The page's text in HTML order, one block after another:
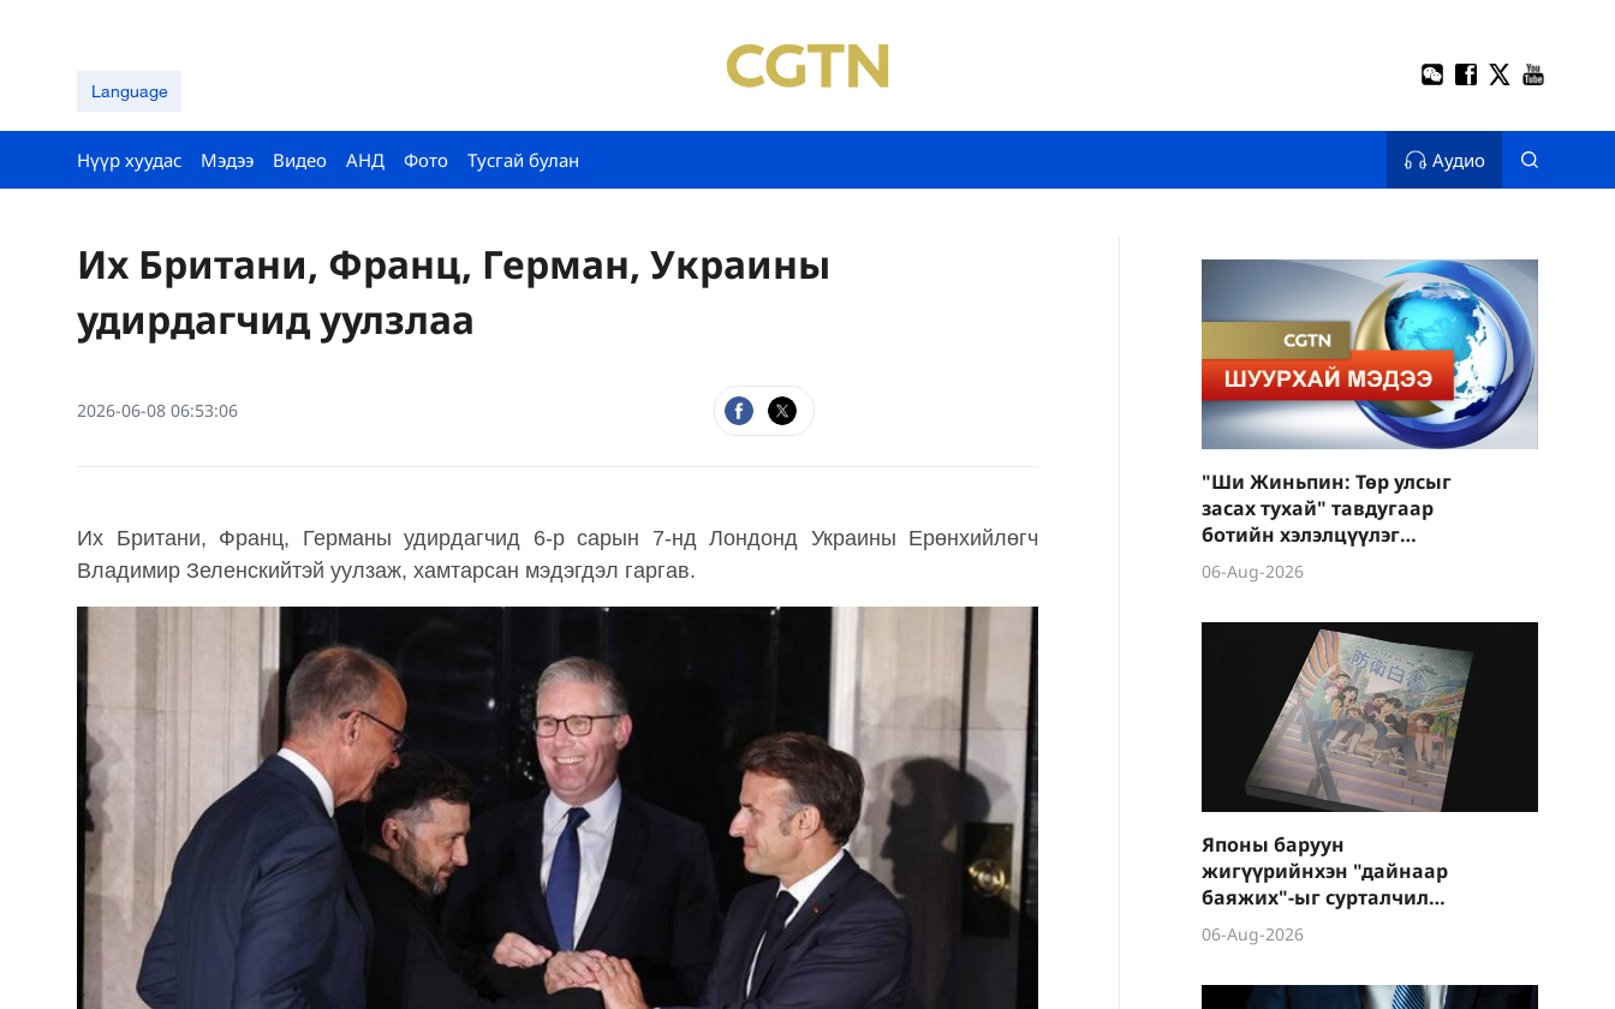
Language
Нүүр хуудас Мэдээ Видео АНД Фото Тусгай булан Аудио
Их Британи, Франц, Герман, Украины
удирдагчид уулзлаа
2026-06-08 06:53:06
Их Британи, Франц, Германы удирдагчид 6-р сарын 7-нд Лондонд Украины Ерөнхийлөгч
Владимир Зеленскийтэй уулзаж, хамтарсан мэдэгдэл гаргав.
"Ши Жиньпин: Төр улсыг
засах тухай" тавдугаар
ботийн хэлэлцүүлэг
боллоо
06-Aug-2026
Японы баруун
жигүүрийнхэн "дайнаар
баяжих"-ыг сурталчилж
байна
06-Aug-2026